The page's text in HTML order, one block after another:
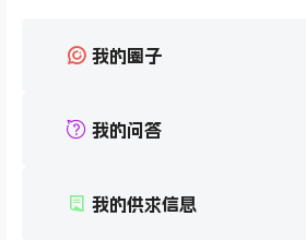
我的圈子
我的问答
我的供求信息